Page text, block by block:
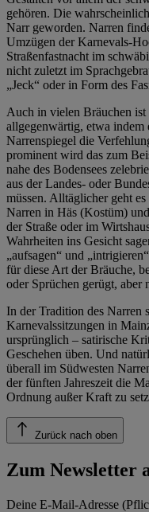
gehören. Die
Narr geworden. Narren
Umzügen der Karnevals-
Straßenfastnacht im
nicht zuletzt im
„Jeck“ oder in Form des
Auch in vielen Bräuchen
allgegenwärtig, etwa indem
Narrenspiegel die
prominent wird das zum
nahe des Bodensees
aus der Landes- oder
müssen. Alltäglicher geht
Narren in Häs (Kostüm)
der Straße oder im
Wahrheiten ins Gesicht
„aufsagen“ und
für diese Art der Bräuche,
oder Sprüchen gerügt, aber
In der Tradition des Narren
Karnevalssitzungen in
ursprünglich – satirische
Geschehen üben. Und
überall im Südwesten
der fünften Jahreszeit die
Ordnung außer Kraft zu
Zurück nach oben
Zum Newsletter
Deine E-Mail-Adresse